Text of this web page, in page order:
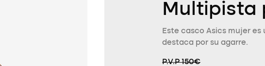
Multipista
Este casco Asics mujer
destaca por su agarre.
P.V.P 150€